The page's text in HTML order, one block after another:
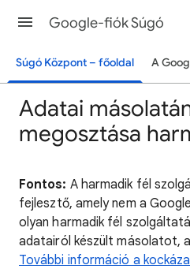
Google-fiók Súgó
Súgó Központ – főoldal A
Adatai
megosztása
Fontos: A harmadik fél
fejlesztő, amely nem a
olyan harmadik fél
adatairól készült másolatot,
További információ a